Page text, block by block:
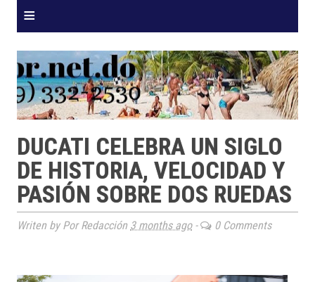
≡
DUCATI CELEBRA UN SIGLO
DE HISTORIA, VELOCIDAD Y
PASIÓN SOBRE DOS RUEDAS
Writen by Por Redacción 3 months ago- 0 Comments